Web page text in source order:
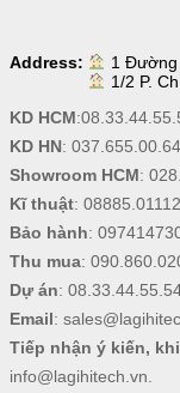
Address:
1 Đường
1/2 P.
KD HCM:
KD HN: 037.655.00.64
Showroom HCM:
Kĩ thuật: 08885.01112
Bảo hành:
Thu mua:
Dự án:
Email:
Tiếp nhận ý kiến,
info@lagihitech.vn